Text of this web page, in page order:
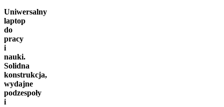
Uniwersalny
laptop
do
pracy
i
nauki.
Solidna
konstrukcja,
wydajne
podzespoły
i